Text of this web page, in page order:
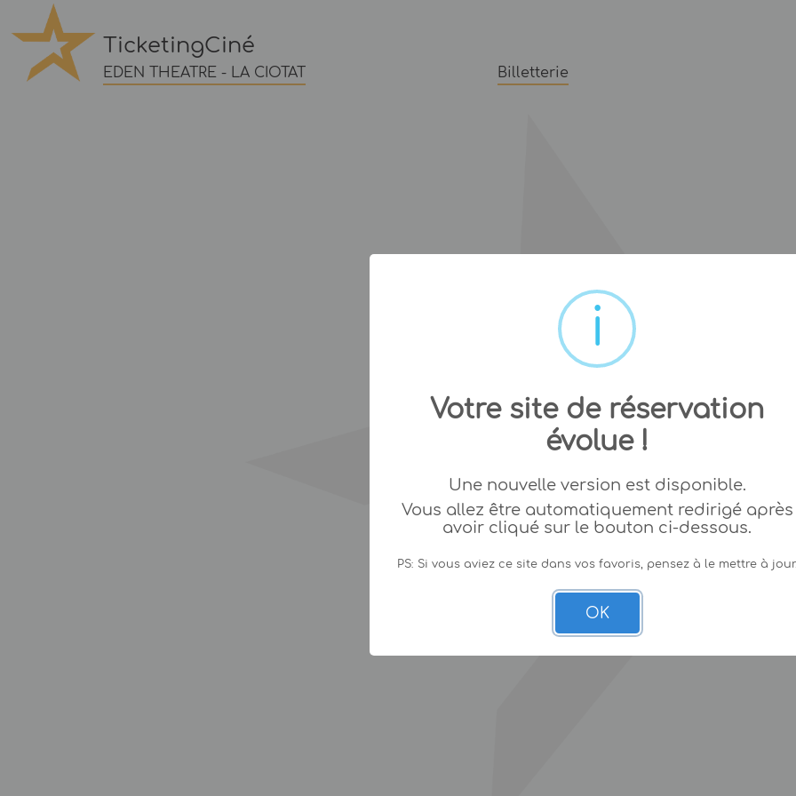
TicketingCiné
EDEN THEATRE - LA CIOTAT Billetterie
Votre site de réservation
évolue !
Une nouvelle version est disponible.
Vous allez être automatiquement redirigé après
avoir cliqué sur le bouton ci-dessous.
PS: Si vous aviez ce site dans vos favoris, pensez à le mettre à
OK